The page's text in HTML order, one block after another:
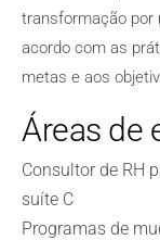
transformação por
acordo com as
metas e aos
Áreas de
Consultor de RH
suíte C
Programas de